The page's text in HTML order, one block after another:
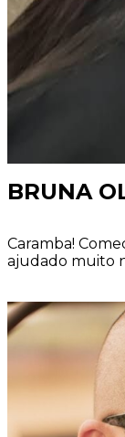
BRUNA
Caramba!
ajudado muito